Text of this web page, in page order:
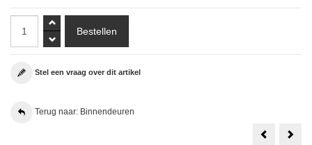
Stel een vraag over dit artikel
Terug naar: Binnendeuren
Weekamp